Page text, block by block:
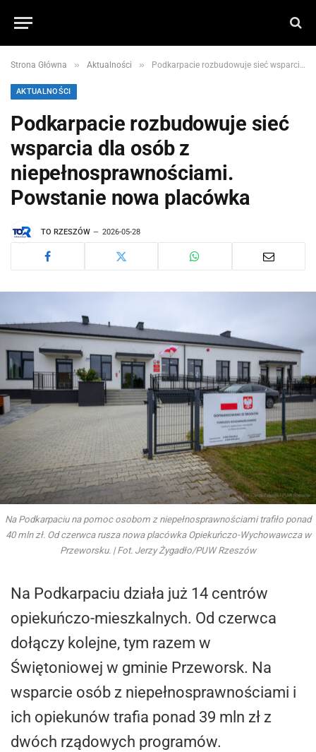
Strona Główna » Aktualności » Podkarpacie rozbudowuje sieć wsparcia dla osób z niepełnosprawnościami. Powstanie nowa placówka
AKTUALNOŚCI
Podkarpacie rozbudowuje sieć
wsparcia dla osób z
niepełnosprawnościami.
Powstanie nowa placówka
TO RZESZÓW 2026-05-28
Na Podkarpaciu na pomoc osobom z niepełnosprawnościami trafiło ponad
40 mln zł. Od czerwca rusza nowa placówka Opiekuńczo-Wychowawcza w
Przeworsku. | Fot. Jerzy Żygadło/PUW Rzeszów
Na Podkarpaciu działa już 14 centrów
opiekuńczo-mieszkalnych. Od czerwca
dołączy kolejne, tym razem w
Świętoniowej w gminie Przeworsk. Na
wsparcie osób z niepełnosprawnościami i
ich opiekunów trafia ponad 39 mln zł z
dwóch rządowych programów.